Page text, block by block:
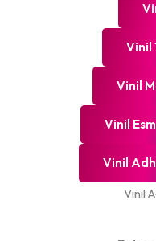
Vinil
Vinil
Vinil
Vinil
Vinil